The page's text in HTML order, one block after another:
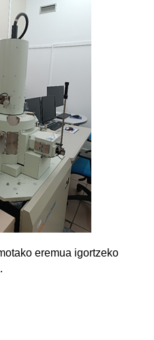
eremua igortzeko